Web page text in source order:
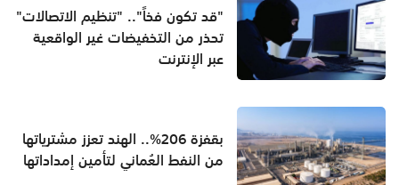
"قد تكون فخاً".. "تنظيم الاتصالات"
تحذر من التخفيضات غير الواقعية
عبر الإنترنت
بقفزة 206%.. الهند تعزز مشترياتها
من النفط العُماني لتأمين إمداداتها